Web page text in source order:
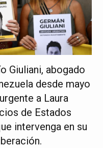
Giuliani, abogado
desde mayo
a Laura
de Estados
intervenga en su